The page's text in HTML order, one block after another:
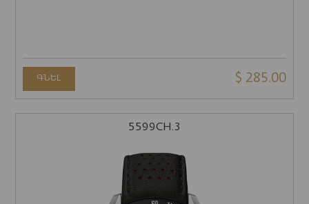
ԳՆԵԼ $ 285.00
5599CH.3